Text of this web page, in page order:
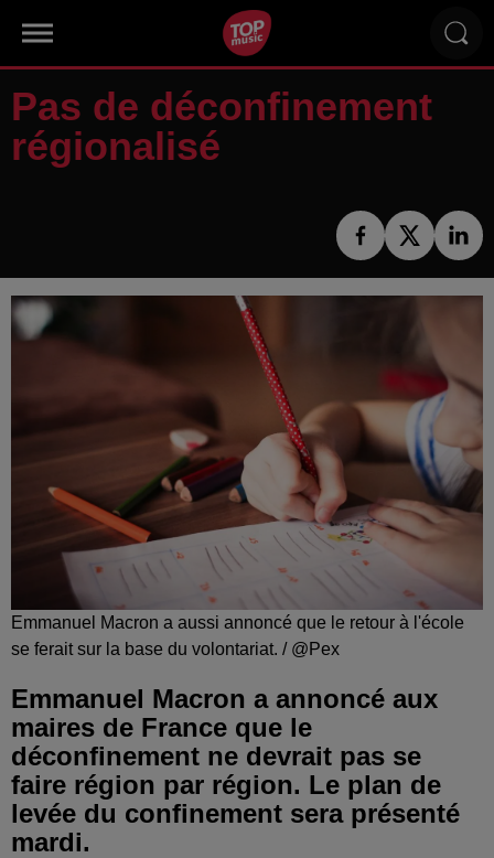
Pas de déconfinement
régionalisé
Emmanuel Macron a aussi annoncé que le retour à l'école
se ferait sur la base du volontariat. / @Pex
Emmanuel Macron a annoncé aux
maires de France que le
déconfinement ne devrait pas se
faire région par région. Le plan de
levée du confinement sera présenté
mardi.